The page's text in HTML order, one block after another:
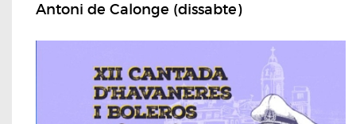
Antoni de Calonge (dissabte)